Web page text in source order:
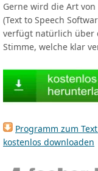
Gerne wird die Art
(Text to Speech
verfügt natürlich über
Stimme, welche klar
Programm zum
kostenlos downloaden